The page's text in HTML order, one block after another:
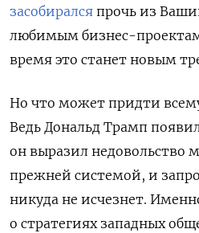
засобирался прочь из
любимым бизнес-
время это станет новым
Но что может придти
Ведь Дональд Трамп
он выразил недовольство
прежней системой, и
никуда не исчезнет.
о стратегиях западных